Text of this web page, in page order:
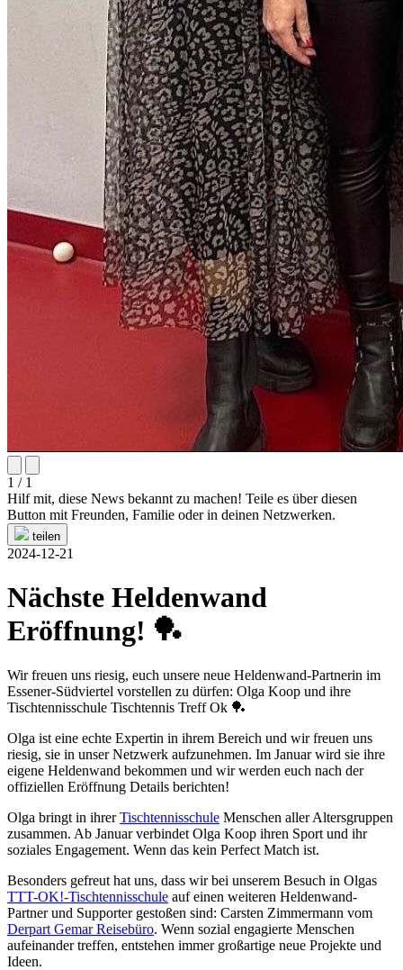
1 / 1
Hilf mit, diese News bekannt zu machen! Teile es über diesen
Button mit Freunden, Familie oder in deinen Netzwerken.
teilen
2024-12-21
Nächste Heldenwand
Eröffnung! 🏓
Wir freuen uns riesig, euch unsere neue Heldenwand-Partnerin im
Essener-Südviertel vorstellen zu dürfen: Olga Koop und ihre
Tischtennisschule Tischtennis Treff Ok 🏓
Olga ist eine echte Expertin in ihrem Bereich und wir freuen uns
riesig, sie in unser Netzwerk aufzunehmen. Im Januar wird sie ihre
eigene Heldenwand bekommen und wir werden euch nach der
offiziellen Eröffnung Details berichten!
Olga bringt in ihrerTischtennisschule Menschen aller Altersgruppen
zusammen. Ab Januar verbindet Olga Koop ihren Sport und ihr
soziales Engagement. Wenn das kein Perfect Match ist.
Besonders gefreut hat uns, dass wir bei unserem Besuch in Olgas
TTT-OK!-Tischtennisschule auf einen weiteren Heldenwand-
Partner und Supporter gestoßen sind: Carsten Zimmermann vom
Derpart Gemar Reisebüro. Wenn sozial engagierte Menschen
aufeinander treffen, entstehen immer großartige neue Projekte und
Ideen.